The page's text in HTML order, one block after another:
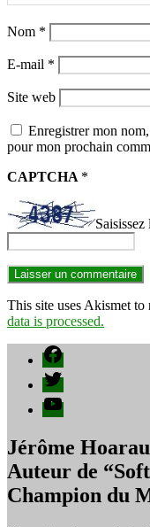
Nom *
E-mail *
Site web
Enregistrer mon
pour mon prochain
CAPTCHA *
This site uses Akismet to
data is processed.
Facebook
Twitter
YouTube
Jérôme
Auteur de
Champion du